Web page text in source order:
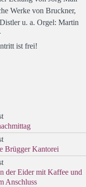
Werke von Bruckner,
u. a. Orgel: Martin
ist frei!
Brügger Kantorei
der Eider mit Kaffee und
Anschluss